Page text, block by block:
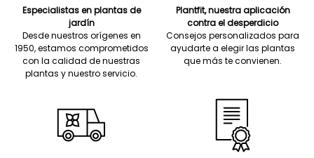
Especialistas en plantas de
jardín
Desde nuestros orígenes en
1950, estamos comprometidos
con la calidad de nuestras
plantas y nuestro servicio.
Plantfit, nuestra aplicación
contra el desperdicio
Consejos personalizados para
ayudarte a elegir las plantas
que más te convienen.